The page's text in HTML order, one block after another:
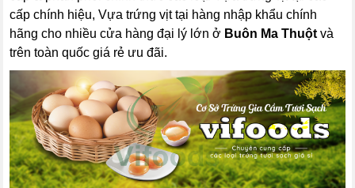
cấp chính hiệu, Vựa trứng vịt tại hàng nhập khẩu chính
hãng cho nhiều cửa hàng đại lý lớn ở Buôn Ma Thuột và
trên toàn quốc giá rẻ ưu đãi.